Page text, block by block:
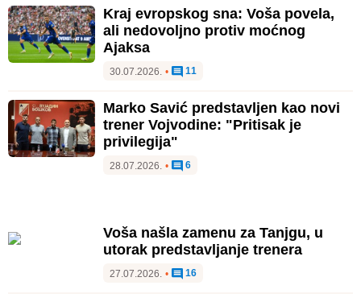
Kraj evropskog sna: Voša povela,
ali nedovoljno protiv moćnog
Ajaksa
30.07.2026. • 11
Marko Savić predstavljen kao novi
trener Vojvodine: "Pritisak je
privilegija"
28.07.2026. • 6
Voša našla zamenu za Tanjgu, u
utorak predstavljanje trenera
27.07.2026. • 16